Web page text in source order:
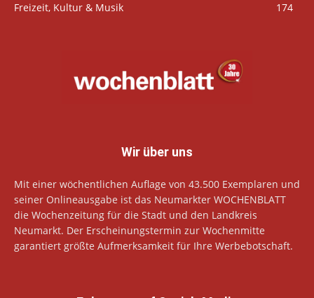
Freizeit, Kultur & Musik
174
Wir über uns
Mit einer wöchentlichen Auflage von 43.500 Exemplaren und
seiner Onlineausgabe ist das Neumarkter WOCHENBLATT
die Wochenzeitung für die Stadt und den Landkreis
Neumarkt. Der Erscheinungstermin zur Wochenmitte
garantiert größte Aufmerksamkeit für Ihre Werbebotschaft.